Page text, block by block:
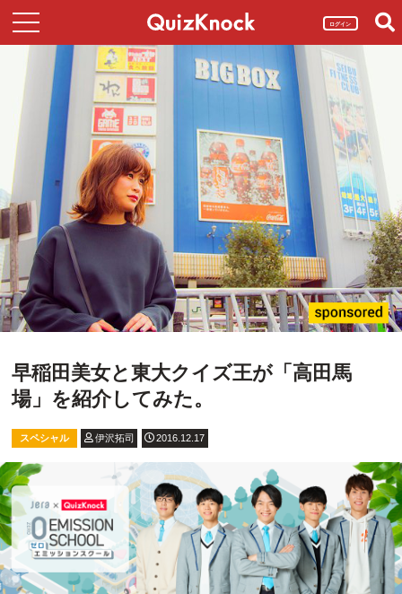
ログイン
早稲田美女と東大クイズ王が「高田馬
場」を紹介してみた。
スペシャル 伊沢拓司 2016.12.17